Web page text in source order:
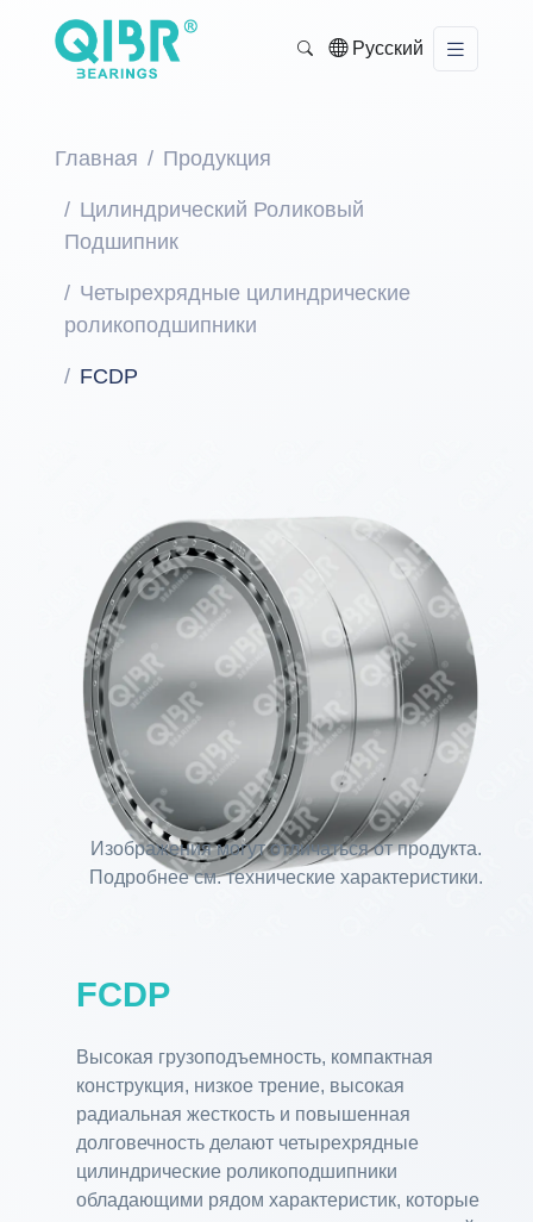
Русский
Главная Продукция
Цилиндрический Роликовый
Подшипник
Четырехрядные цилиндрические
роликоподшипники
FCDP
Изображения могут отличаться от продукта.
Подробнее см. технические характеристики.
FCDP
Высокая грузоподъемность, компактная
конструкция, низкое трение, высокая
радиальная жесткость и повышенная
долговечность делают четырехрядные
цилиндрические роликоподшипники
обладающими рядом характеристик, которые